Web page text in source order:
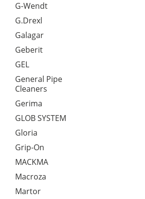
G-Wendt
G.Drexl
Galagar
Geberit
GEL
General Pipe
Cleaners
Gerima
GLOB SYSTEM
Gloria
Grip-On
MACKMA
Macroza
Martor